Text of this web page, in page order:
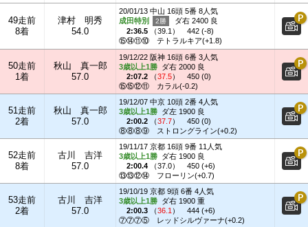
49走前
8着
津村 明秀
54.0
20/01/13 中山 16頭 5番 8人気
成田特別
ダ右 2400 良
2:36.5 （39.1 ）
442 (-8)
⑮⑭⑪⑩
テトラルキア(+1.8)
50走前
1着
秋山 真一郎
57.0
19/12/22 阪神 16頭 6番 3人気
3歳以上1勝 ダ右 2000 良
2:07.2 （37.5）
450 (0)
⑮⑮⑫⑪
カラル(-0.2)
51走前
2着
秋山 真一郎
57.0
19/12/07 中京 10頭 2番 4人気
3歳以上1勝 ダ左 1900 良
2:00.2 （37.7）
450 (0)
⑧⑧⑧⑨
ストロングライン(+0.2)
52走前
8着
古川 吉洋
57.0
19/11/17 京都 16頭 9番 11人気
3歳以上1勝 ダ右 1900 良
2:00.4 （37.0）
450 (+6)
⑬⑬⑫⑭
フローリン(+0.7)
53走前
2着
古川 吉洋
57.0
19/10/19 京都 9頭 6番 4人気
3歳以上1勝 ダ右 1900 重
2:00.3 （36.1 ）
444 (+6)
⑦⑦⑦⑤
レッドシルヴァーナ(+0.2)